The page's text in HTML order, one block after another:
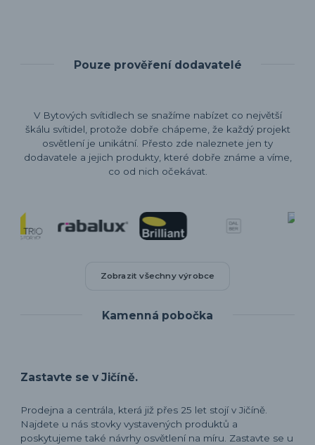
Pouze prověření dodavatelé
V Bytových svítidlech se snažíme nabízet co největší
škálu svítidel, protože dobře chápeme, že každý projekt
osvětlení je unikátní. Přesto zde naleznete jen ty
dodavatele a jejich produkty, které dobře známe a víme,
co od nich očekávat.
Zobrazit všechny výrobce
Kamenná pobočka
Zastavte se v Jičíně.
Prodejna a centrála, která již přes 25 let stojí v Jičíně.
Najdete u nás stovky vystavených produktů a
poskytujeme také návrhy osvětlení na míru. Zastavte se u